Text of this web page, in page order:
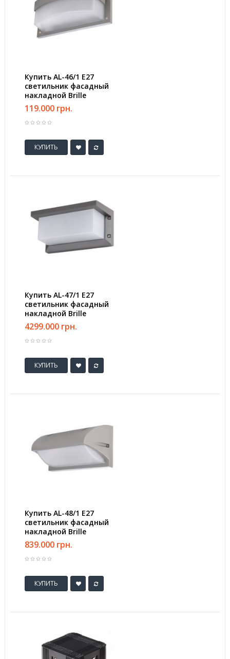
Купить AL-46/1 E27
светильник фасадный
накладной Brille
119.000 грн.
КУПИТЬ
Купить AL-47/1 E27
светильник фасадный
накладной Brille
4299.000 грн.
КУПИТЬ
Купить AL-48/1 E27
светильник фасадный
накладной Brille
839.000 грн.
КУПИТЬ